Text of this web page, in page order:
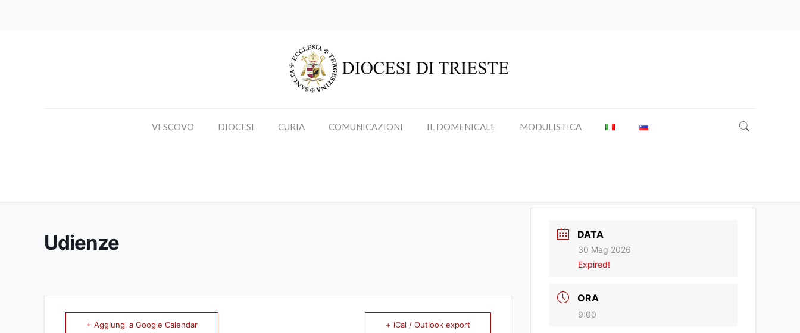
VESCOVO DIOCESI CURIA COMUNICAZIONI IL DOMENICALE MODULISTICA
Udienze
+ Aggiungi a Google Calendar + iCal / Outlook export
DATA
30 Mag 2026
Expired!
ORA
9:00